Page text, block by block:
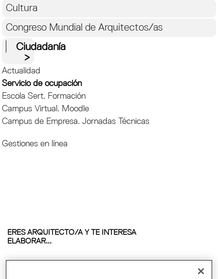
Cultura
Congreso Mundial de Arquitectos/as
Ciudadanía
Actualidad
Servicio de ocupación
Escola Sert. Formación
Campus Virtual. Moodle
Campus de Empresa. Jornadas Técnicas
Gestiones en línea
ERES ARQUITECTO/A Y TE INTERESA
ELABORAR...